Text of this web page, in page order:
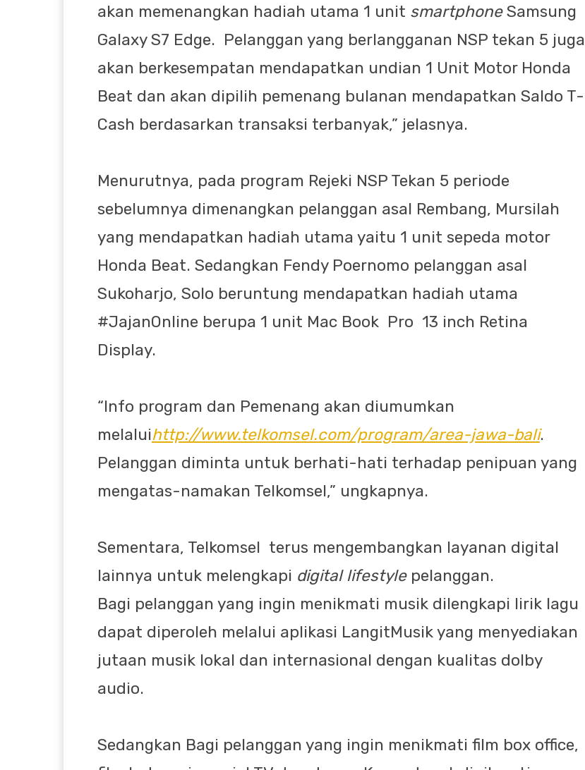
akan memenangkan hadiah utama 1 unit smartphoneSamsung
Galaxy S7 Edge. Pelanggan yang berlangganan NSP tekan 5 juga
akan berkesempatan mendapatkan undian 1 Unit Motor Honda
Beat dan akan dipilih pemenang bulanan mendapatkan Saldo T-
Cash berdasarkan transaksi terbanyak,” jelasnya.
Menurutnya, pada program Rejeki NSP Tekan 5 periode
sebelumnya dimenangkan pelanggan asal Rembang, Mursilah
yang mendapatkan hadiah utama yaitu 1 unit sepeda motor
Honda Beat. Sedangkan Fendy Poernomo pelanggan asal
Sukoharjo, Solo beruntung mendapatkan hadiah utama
#JajanOnline berupa 1 unit Mac Book Pro 13 inch Retina
Display.
“Info program dan Pemenang akan diumumkan
melaluihttp://www.telkomsel.com/program/area-jawa-bali.
Pelanggan diminta untuk berhati-hati terhadap penipuan yang
mengatas-namakan Telkomsel,” ungkapnya.
Sementara, Telkomsel terus mengembangkan layanan digital
lainnya untuk melengkapi digital lifestylepelanggan.
Bagi pelanggan yang ingin menikmati musik dilengkapi lirik lagu
dapat diperoleh melalui aplikasi LangitMusik yang menyediakan
jutaan musik lokal dan internasional dengan kualitas dolby
audio.
Sedangkan Bagi pelanggan yang ingin menikmati film box office,